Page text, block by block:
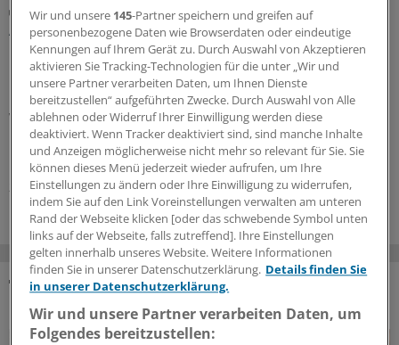
Praxis-Tipps
Ältere Menschen auf Reisen: Weshalb das
Blutdruckmittel gern mal reduziert werden darf
Im Interview erklärt Tropenmediziner Tomas Jelinek, was
bei Reiseimpfungen für ältere Menschen zu beachten ist,
warum der Blutdruck im Urlaub lieber ein klein wenig
höher sein sollte, und weshalb die Reiseberatung für die
Durchimpfungsrate so wichtig ist.
24.07.2026
DAS KÖNNTE SIE AUCH INTERESSIEREN
Wir und unsere 145-Partner speichern und greifen auf
personenbezogene Daten wie Browserdaten oder eindeutige
Kennungen auf Ihrem Gerät zu. Durch Auswahl von Akzeptieren
aktivieren Sie Tracking-Technologien für die unter „Wir und
unsere Partner verarbeiten Daten, um Ihnen Dienste
bereitzustellen“ aufgeführten Zwecke. Durch Auswahl von Alle
ablehnen oder Widerruf Ihrer Einwilligung werden diese
deaktiviert. Wenn Tracker deaktiviert sind, sind manche Inhalte
und Anzeigen möglicherweise nicht mehr so relevant für Sie. Sie
können dieses Menü jederzeit wieder aufrufen, um Ihre
Einstellungen zu ändern oder Ihre Einwilligung zu widerrufen,
indem Sie auf den Link Voreinstellungen verwalten am unteren
Rand der Webseite klicken [oder das schwebende Symbol unten
links auf der Webseite, falls zutreffend]. Ihre Einstellungen
gelten innerhalb unseres Website. Weitere Informationen
finden Sie in unserer Datenschutzerklärung. Details finden Sie
in unserer Datenschutzerklärung.
Wir und unsere Partner verarbeiten Daten, um
Folgendes bereitzustellen: